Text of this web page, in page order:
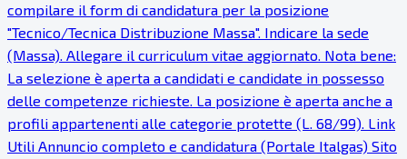
compilare il form di candidatura per la posizione
"Tecnico/Tecnica Distribuzione Massa". Indicare la sede
(Massa). Allegare il curriculum vitae aggiornato. Nota bene:
La selezione è aperta a candidati e candidate in possesso
delle competenze richieste. La posizione è aperta anche a
profili appartenenti alle categorie protette (L. 68/99). Link
Utili Annuncio completo e candidatura (Portale Italgas) Sito